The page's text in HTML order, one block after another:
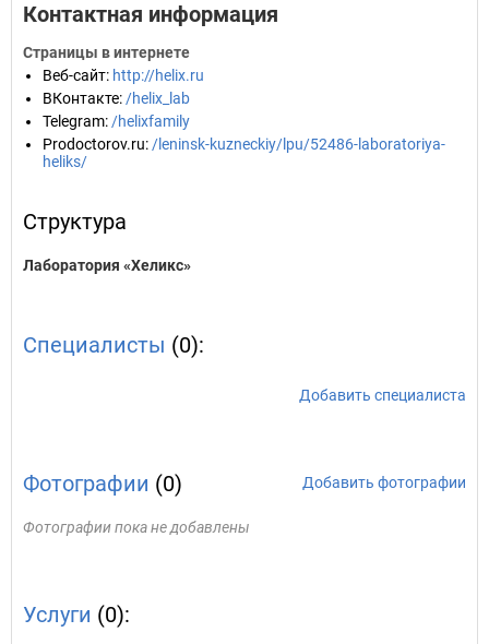
Контактная информация
Страницы в интернете
Веб-сайт: http://helix.ru
ВКонтакте: /helix_lab
Telegram: /helixfamily
Prodoctorov.ru: /leninsk-kuzneckiy/lpu/52486-laboratoriya-
heliks/
Структура
Лаборатория «Хеликс»
Специалисты (0):
Добавить специалиста
Фотографии (0) Добавить фотографии
Фотографии пока не добавлены
Услуги (0):